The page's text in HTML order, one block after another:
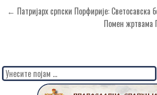
Кретање
← Патријарх српски Порфирије: Светосавска
Помен жртвама
Search
for: